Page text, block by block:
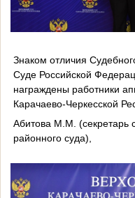
Знаком отличия
Суде Российской
награждены работники
Карачаево-Черкесской
Абитова М.М. (секретарь
районного суда),